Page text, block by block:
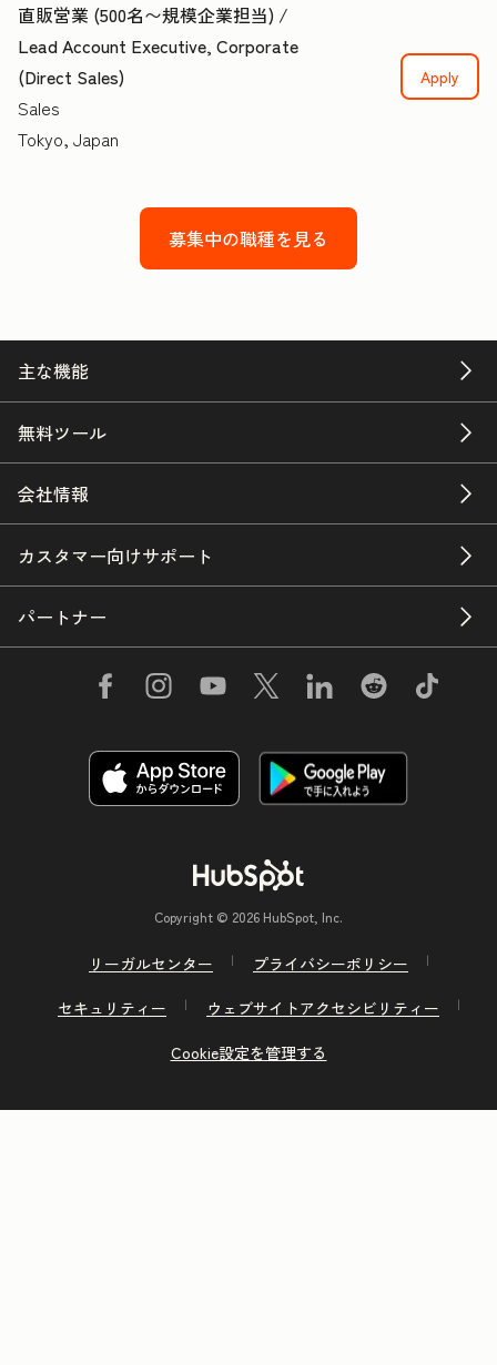
直販営業 (500名〜規模企業担当) /
Lead Account Executive, Corporate
(Direct Sales)
Sales
Tokyo, Japan
Apply
募集中の職種を見る
主な機能
無料ツール
会社情報
カスタマー向けサポート
パートナー
Copyright © 2026 HubSpot, Inc.
リーガルセンター
プライバシーポリシー
セキュリティー
ウェブサイトアクセシビリティー
Cookie設定を管理する